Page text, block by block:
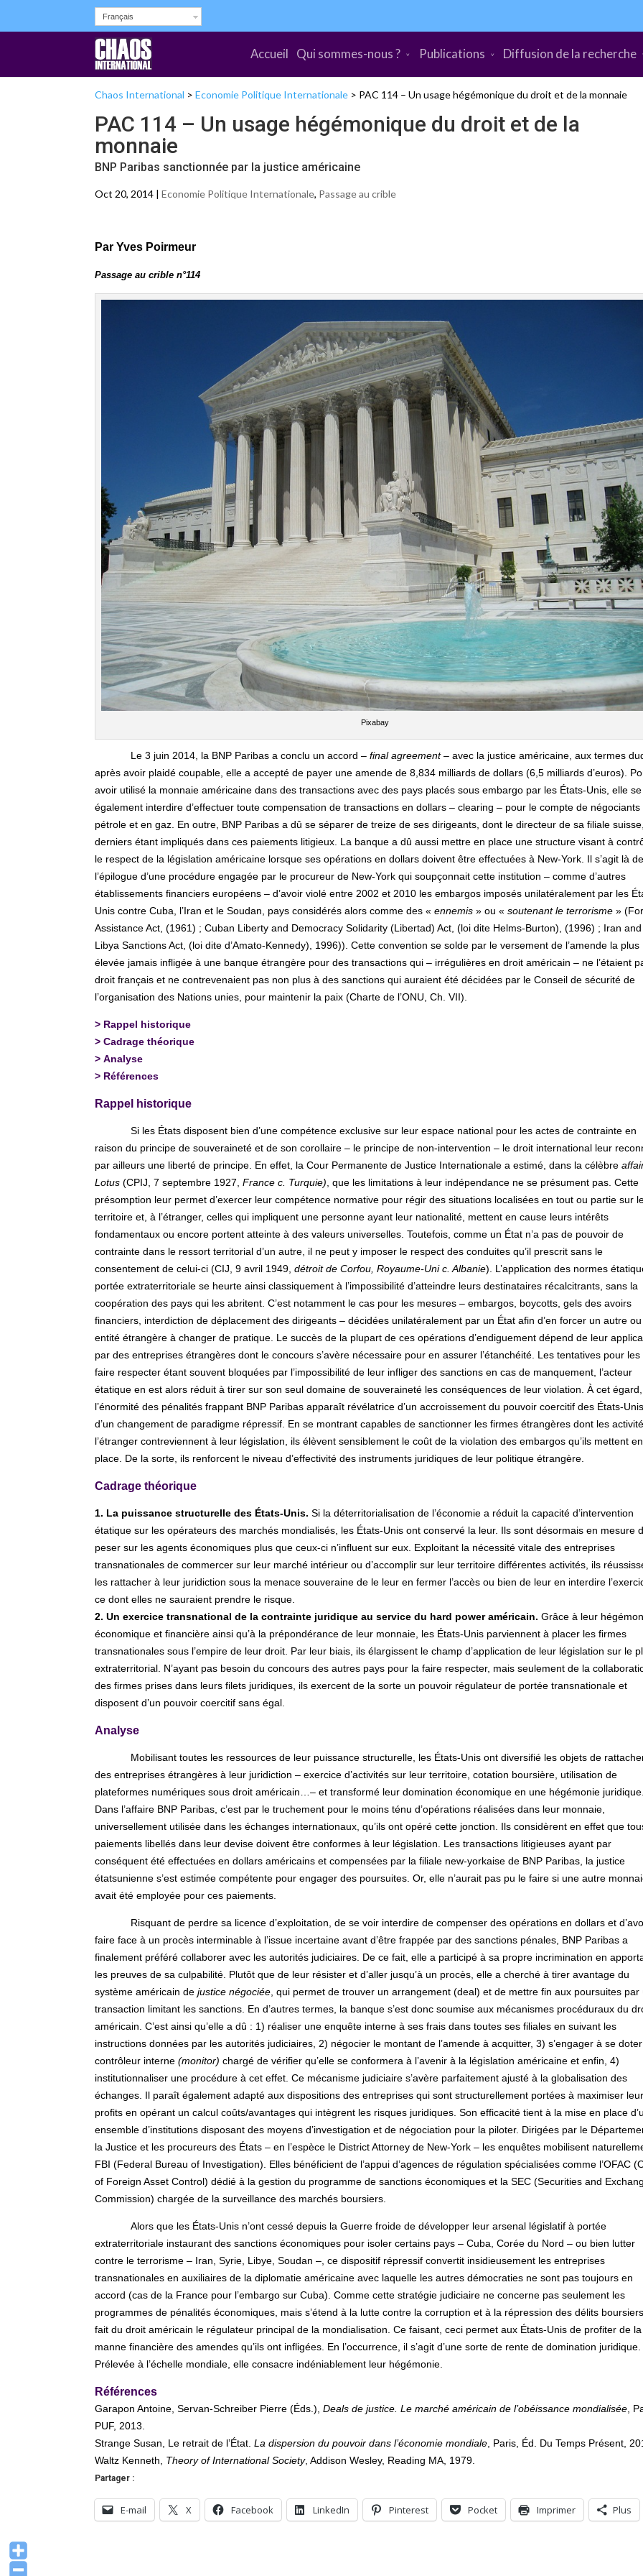
Français
Accueil Qui sommes-nous ? Publications Diffusion de la recherche
Chaos International > Economie Politique Internationale > PAC 114 – Un usage hégémonique du droit et de la monnaie
PAC 114 – Un usage hégémonique du droit et de la
monnaie
BNP Paribas sanctionnée par la justice américaine
Oct 20, 2014 | Economie Politique Internationale, Passage au crible
Par Yves Poirmeur
Passage au crible n°114
Pixabay
Le 3 juin 2014, la BNP Paribas a conclu un accord – final agreement– avec la justice américaine, aux termes
après avoir plaidé coupable, elle a accepté de payer une amende de 8,834 milliards de dollars (6,5 milliards d’euros).
avoir utilisé la monnaie américaine dans des transactions avec des pays placés sous embargo par les États-Unis, elle
également interdire d’effectuer toute compensation de transactions en dollars – clearing – pour le compte de négociants
pétrole et en gaz. En outre, BNP Paribas a dû se séparer de treize de ses dirigeants, dont le directeur de sa filiale
derniers étant impliqués dans ces paiements litigieux. La banque a dû aussi mettre en place une structure visant à
le respect de la législation américaine lorsque ses opérations en dollars doivent être effectuées à New-York. Il s’agit là de
l’épilogue d’une procédure engagée par le procureur de New-York qui soupçonnait cette institution – comme d’autres
établissements financiers européens – d’avoir violé entre 2002 et 2010 les embargos imposés unilatéralement par les
Unis contre Cuba, l’Iran et le Soudan, pays considérés alors comme des « ennemis » ou « soutenant le terrorisme »
Assistance Act, (1961) ; Cuban Liberty and Democracy Solidarity (Libertad) Act, (loi dite Helms-Burton), (1996) ; Iran and
Libya Sanctions Act, (loi dite d’Amato-Kennedy), 1996)). Cette convention se solde par le versement de l’amende la plus
élevée jamais infligée à une banque étrangère pour des transactions qui – irrégulières en droit américain – ne l’étaient
droit français et ne contrevenaient pas non plus à des sanctions qui auraient été décidées par le Conseil de sécurité de
l’organisation des Nations unies, pour maintenir la paix (Charte de l’ONU, Ch. VII).
> Rappel historique
> Cadrage théorique
> Analyse
> Références
Rappel historique
Si les États disposent bien d’une compétence exclusive sur leur espace national pour les actes de contrainte en
raison du principe de souveraineté et de son corollaire – le principe de non-intervention – le droit international leur
par ailleurs une liberté de principe. En effet, la Cour Permanente de Justice Internationale a estimé, dans la célèbre
Lotus (CPIJ, 7 septembre 1927, France c. Turquie), que les limitations à leur indépendance ne se présument pas. Cette
présomption leur permet d’exercer leur compétence normative pour régir des situations localisées en tout ou partie sur
territoire et, à l’étranger, celles qui impliquent une personne ayant leur nationalité, mettent en cause leurs intérêts
fondamentaux ou encore portent atteinte à des valeurs universelles. Toutefois, comme un État n’a pas de pouvoir de
contrainte dans le ressort territorial d’un autre, il ne peut y imposer le respect des conduites qu’il prescrit sans le
consentement de celui-ci (CIJ, 9 avril 1949, détroit de Corfou, Royaume-Uni c. Albanie). L’application des normes
portée extraterritoriale se heurte ainsi classiquement à l’impossibilité d’atteindre leurs destinataires récalcitrants, sans la
coopération des pays qui les abritent. C’est notamment le cas pour les mesures – embargos, boycotts, gels des avoirs
financiers, interdiction de déplacement des dirigeants – décidées unilatéralement par un État afin d’en forcer un autre
entité étrangère à changer de pratique. Le succès de la plupart de ces opérations d’endiguement dépend de leur
par des entreprises étrangères dont le concours s’avère nécessaire pour en assurer l’étanchéité. Les tentatives pour les
faire respecter étant souvent bloquées par l’impossibilité de leur infliger des sanctions en cas de manquement, l’acteur
étatique en est alors réduit à tirer sur son seul domaine de souveraineté les conséquences de leur violation. À cet égard,
l’énormité des pénalités frappant BNP Paribas apparaît révélatrice d’un accroissement du pouvoir coercitif des États-
d’un changement de paradigme répressif. En se montrant capables de sanctionner les firmes étrangères dont les
l’étranger contreviennent à leur législation, ils élèvent sensiblement le coût de la violation des embargos qu’ils mettent en
place. De la sorte, ils renforcent le niveau d’effectivité des instruments juridiques de leur politique étrangère.
Cadrage théorique
1. La puissance structurelle des États-Unis. Si la déterritorialisation de l’économie a réduit la capacité d’intervention
étatique sur les opérateurs des marchés mondialisés, les États-Unis ont conservé la leur. Ils sont désormais en mesure
peser sur les agents économiques plus que ceux-ci n’influent sur eux. Exploitant la nécessité vitale des entreprises
transnationales de commercer sur leur marché intérieur ou d’accomplir sur leur territoire différentes activités, ils
les rattacher à leur juridiction sous la menace souveraine de le leur en fermer l’accès ou bien de leur en interdire
ce dont elles ne sauraient prendre le risque.
2. Un exercice transnational de la contrainte juridique au service du hard power américain. Grâce à leur
économique et financière ainsi qu’à la prépondérance de leur monnaie, les États-Unis parviennent à placer les firmes
transnationales sous l’empire de leur droit. Par leur biais, ils élargissent le champ d’application de leur législation sur le
extraterritorial. N’ayant pas besoin du concours des autres pays pour la faire respecter, mais seulement de la
des firmes prises dans leurs filets juridiques, ils exercent de la sorte un pouvoir régulateur de portée transnationale et
disposent d’un pouvoir coercitif sans égal.
Analyse
Mobilisant toutes les ressources de leur puissance structurelle, les États-Unis ont diversifié les objets de
des entreprises étrangères à leur juridiction – exercice d’activités sur leur territoire, cotation boursière, utilisation de
plateformes numériques sous droit américain…– et transformé leur domination économique en une hégémonie juridique.
Dans l’affaire BNP Paribas, c’est par le truchement pour le moins ténu d’opérations réalisées dans leur monnaie,
universellement utilisée dans les échanges internationaux, qu’ils ont opéré cette jonction. Ils considèrent en effet que
paiements libellés dans leur devise doivent être conformes à leur législation. Les transactions litigieuses ayant par
conséquent été effectuées en dollars américains et compensées par la filiale new-yorkaise de BNP Paribas, la justice
étatsunienne s’est estimée compétente pour engager des poursuites. Or, elle n’aurait pas pu le faire si une autre
avait été employée pour ces paiements.
Risquant de perdre sa licence d’exploitation, de se voir interdire de compenser des opérations en dollars et
faire face à un procès interminable à l’issue incertaine avant d’être frappée par des sanctions pénales, BNP Paribas a
finalement préféré collaborer avec les autorités judiciaires. De ce fait, elle a participé à sa propre incrimination en
les preuves de sa culpabilité. Plutôt que de leur résister et d’aller jusqu’à un procès, elle a cherché à tirer avantage du
système américain de justice négociée, qui permet de trouver un arrangement (deal) et de mettre fin aux poursuites par
transaction limitant les sanctions. En d’autres termes, la banque s’est donc soumise aux mécanismes procéduraux du
américain. C’est ainsi qu’elle a dû : 1) réaliser une enquête interne à ses frais dans toutes ses filiales en suivant les
instructions données par les autorités judiciaires, 2) négocier le montant de l’amende à acquitter, 3) s’engager à se doter
contrôleur interne (monitor) chargé de vérifier qu’elle se conformera à l’avenir à la législation américaine et enfin, 4)
institutionnaliser une procédure à cet effet. Ce mécanisme judiciaire s’avère parfaitement ajusté à la globalisation des
échanges. Il paraît également adapté aux dispositions des entreprises qui sont structurellement portées à maximiser
profits en opérant un calcul coûts/avantages qui intègrent les risques juridiques. Son efficacité tient à la mise en place
ensemble d’institutions disposant des moyens d’investigation et de négociation pour la piloter. Dirigées par le
la Justice et les procureurs des États – en l’espèce le District Attorney de New-York – les enquêtes mobilisent
FBI (Federal Bureau of Investigation). Elles bénéficient de l’appui d’agences de régulation spécialisées comme l’OFAC
of Foreign Asset Control) dédié à la gestion du programme de sanctions économiques et la SEC (Securities and
Commission) chargée de la surveillance des marchés boursiers.
Alors que les États-Unis n’ont cessé depuis la Guerre froide de développer leur arsenal législatif à portée
extraterritoriale instaurant des sanctions économiques pour isoler certains pays – Cuba, Corée du Nord – ou bien lutter
contre le terrorisme – Iran, Syrie, Libye, Soudan –, ce dispositif répressif convertit insidieusement les entreprises
transnationales en auxiliaires de la diplomatie américaine avec laquelle les autres démocraties ne sont pas toujours en
accord (cas de la France pour l’embargo sur Cuba). Comme cette stratégie judiciaire ne concerne pas seulement les
programmes de pénalités économiques, mais s’étend à la lutte contre la corruption et à la répression des délits
fait du droit américain le régulateur principal de la mondialisation. Ce faisant, ceci permet aux États-Unis de profiter de la
manne financière des amendes qu’ils ont infligées. En l’occurrence, il s’agit d’une sorte de rente de domination juridique.
Prélevée à l’échelle mondiale, elle consacre indéniablement leur hégémonie.
Références
Garapon Antoine, Servan-Schreiber Pierre (Éds.), Deals de justice. Le marché américain de l’obéissance mondialisée,
PUF, 2013.
Strange Susan, Le retrait de l’État. La dispersion du pouvoir dans l’économie mondiale, Paris, Éd. Du Temps Présent,
Waltz Kenneth, Theory of International Society, Addison Wesley, Reading MA, 1979.
Partager :
E-mail X Facebook LinkedIn Pinterest Pocket Imprimer Plus